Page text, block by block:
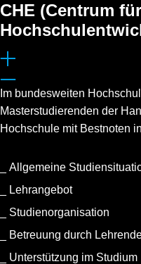
CHE (Centrum für
Im bundesweiten
Masterstudierenden der
Hochschule mit Bestnoten
Allgemeine
Lehrangebot
Studienorganisation
Betreuung durch
Unterstützung im Studium